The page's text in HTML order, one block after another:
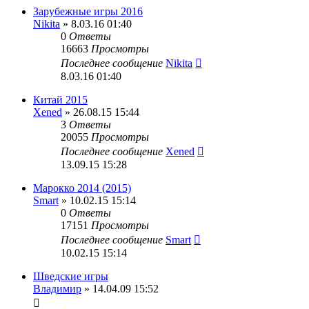
Зарубежные игры 2016
Nikita » 8.03.16 01:40
0 Ответы
16663 Просмотры
Последнее сообщение Nikita
8.03.16 01:40
Китай 2015
Xened » 26.08.15 15:44
3 Ответы
20055 Просмотры
Последнее сообщение Xened
13.09.15 15:28
Марокко 2014 (2015)
Smart » 10.02.15 15:14
0 Ответы
17151 Просмотры
Последнее сообщение Smart
10.02.15 15:14
Шведские игры
Владимир » 14.04.09 15:52